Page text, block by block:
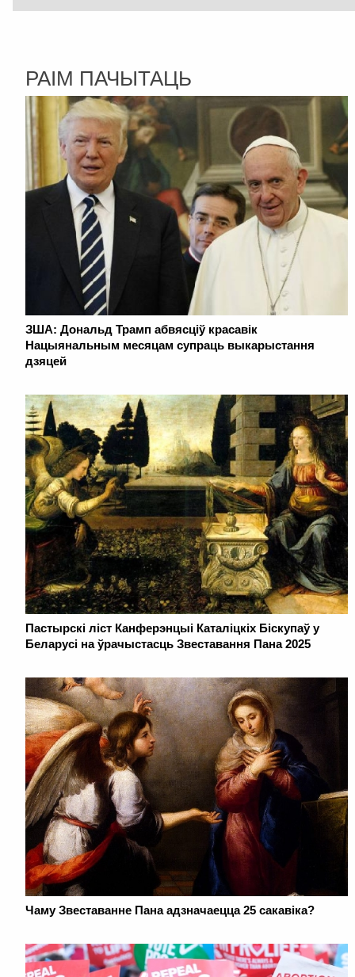
РАІМ ПАЧЫТАЦЬ
ЗША: Дональд Трамп абвясціў красавік
Нацыянальным месяцам супраць выкарыстання
дзяцей
Пастырскі ліст Канферэнцыі Каталіцкіх Біскупаў у
Беларусі на ўрачыстасць Звеставання Пана 2025
Чаму Звеставанне Пана адзначаецца 25 сакавіка?